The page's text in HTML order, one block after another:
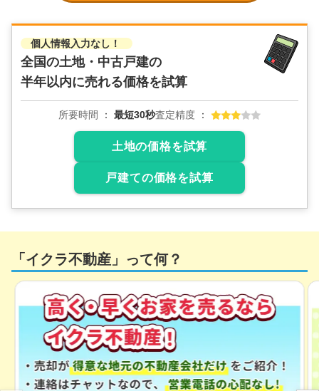
個人情報入力なし！
全国の土地・中古戸建の
半年以内に売れる価格を試算
所要時間 最短30秒査定精度
土地の価格を試算
戸建ての価格を試算
「イクラ不動産」って何？